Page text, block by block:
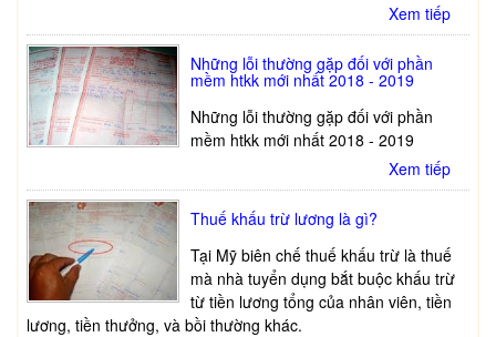
Xem tiếp
Những lỗi thường gặp đối với phần
mềm htkk mới nhất 2018 - 2019
Những lỗi thường gặp đối với phần
mềm htkk mới nhất 2018 - 2019
Xem tiếp
Thuế khấu trừ lương là gì?
Tại Mỹ biên chế thuế khấu trừ là thuế
mà nhà tuyển dụng bắt buộc khấu trừ
từ tiền lương tổng của nhân viên, tiền
lương, tiền thưởng, và bồi thường khác.